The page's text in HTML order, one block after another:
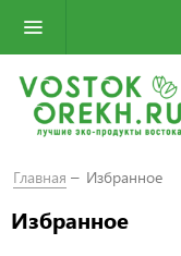
Главная Избранное
Избранное